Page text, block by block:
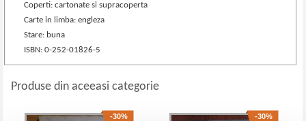
Coperti: cartonate si supracoperta
Carte in limba: engleza
Stare: buna
ISBN: 0-252-01826-5
Produse din aceeasi categorie
-30% -30%